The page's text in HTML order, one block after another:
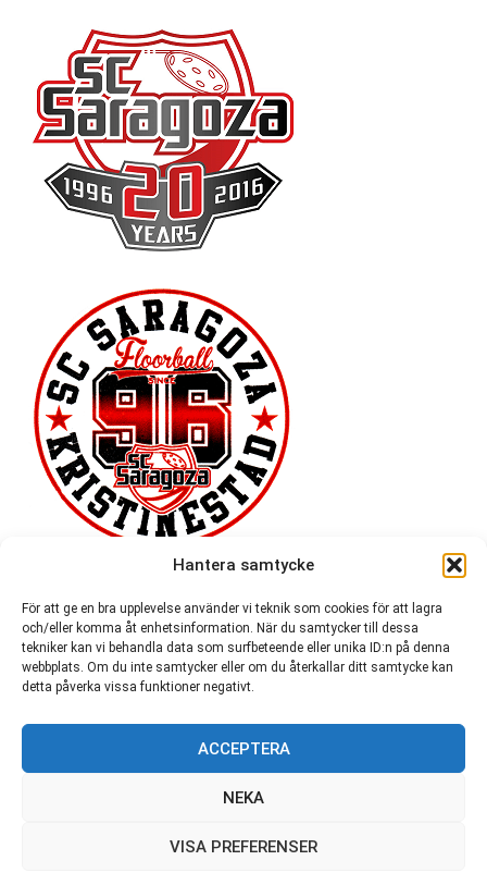
Hantera samtycke
För att ge en bra upplevelse använder vi teknik som cookies för att lagra
och/eller komma åt enhetsinformation. När du samtycker till dessa
tekniker kan vi behandla data som surfbeteende eller unika ID:n på denna
webbplats. Om du inte samtycker eller om du återkallar ditt samtycke kan
detta påverka vissa funktioner negativt.
ACCEPTERA
NEKA
VISA PREFERENSER
© SC Saragoza r.f. 1996-2026